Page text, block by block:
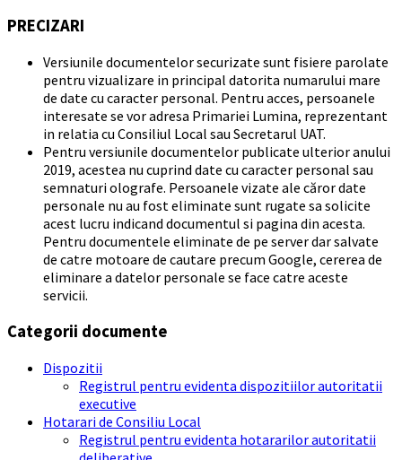
PRECIZARI
Versiunile documentelor securizate sunt fisiere parolate
pentru vizualizare in principal datorita numarului mare
de date cu caracter personal. Pentru acces, persoanele
interesate se vor adresa Primariei Lumina, reprezentant
in relatia cu Consiliul Local sau Secretarul UAT.
Pentru versiunile documentelor publicate ulterior anului
2019, acestea nu cuprind date cu caracter personal sau
semnaturi olografe. Persoanele vizate ale căror date
personale nu au fost eliminate sunt rugate sa solicite
acest lucru indicand documentul si pagina din acesta.
Pentru documentele eliminate de pe server dar salvate
de catre motoare de cautare precum Google, cererea de
eliminare a datelor personale se face catre aceste
servicii.
Categorii documente
Dispozitii
Registrul pentru evidenta dispozitiilor autoritatii
executive
Hotarari de Consiliu Local
Registrul pentru evidenta hotararilor autoritatii